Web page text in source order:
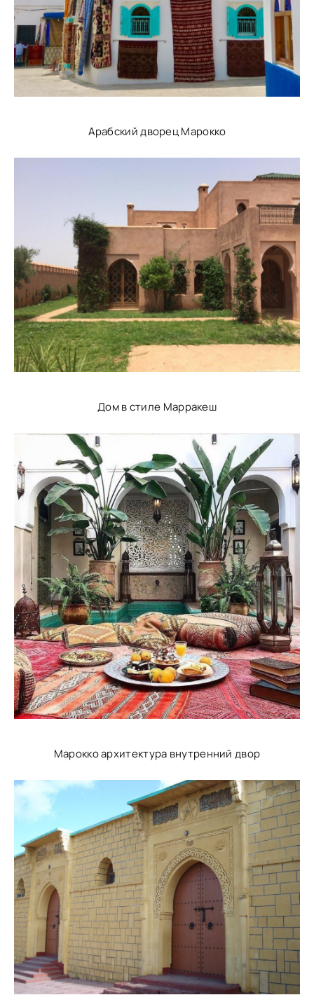
Арабский дворец Марокко
Дом в стиле Марракеш
Марокко архитектура внутренний двор